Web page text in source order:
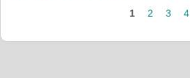
1 2 3 4